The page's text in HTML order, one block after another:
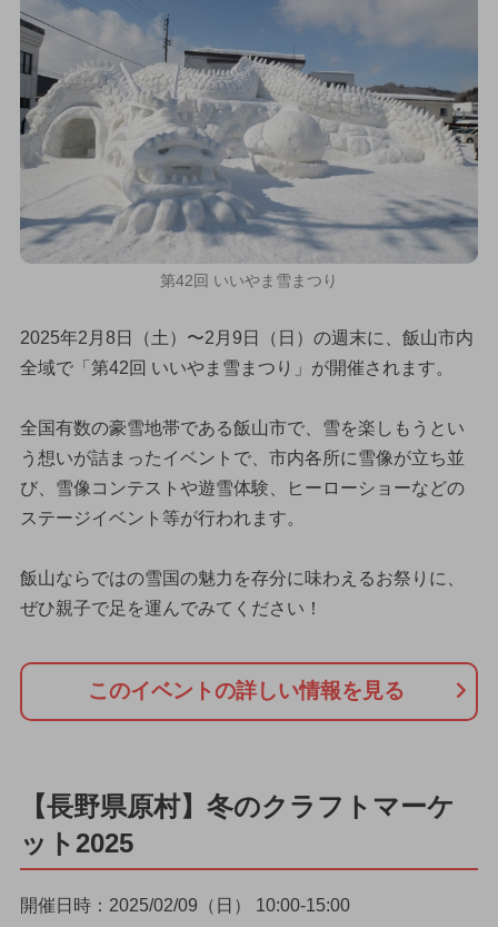
第42回 いいやま雪まつり
2025年2月8日（土）〜2月9日（日）の週末に、飯山市内
全域で「第42回 いいやま雪まつり」が開催されます。
全国有数の豪雪地帯である飯山市で、雪を楽しもうとい
う想いが詰まったイベントで、市内各所に雪像が立ち並
び、雪像コンテストや遊雪体験、ヒーローショーなどの
ステージイベント等が行われます。
飯山ならではの雪国の魅力を存分に味わえるお祭りに、
ぜひ親子で足を運んでみてください！
このイベントの詳しい情報を見る
【長野県原村】冬のクラフトマーケ
ット2025
開催日時：2025/02/09（日） 10:00-15:00